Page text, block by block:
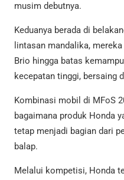
musim debutnya.
Keduanya berada di
lintasan mandalika,
Brio hingga batas
kecepatan tinggi, bersaing
Kombinasi mobil di MFoS
bagaimana produk Honda
tetap menjadi bagian dari
balap.
Melalui kompetisi, Honda